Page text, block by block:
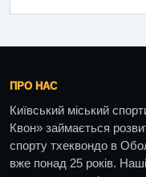
ПРО НАС
Київський міський
Квон» займається
спорту тхеквондо в
вже понад 25 років.